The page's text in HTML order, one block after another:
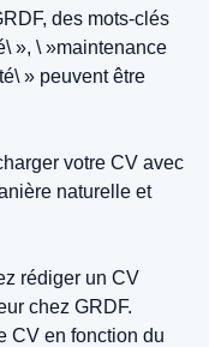
des mots-clés
», \ »maintenance
» peuvent être
votre CV avec
naturelle et
rédiger un CV
chez GRDF.
CV en fonction du